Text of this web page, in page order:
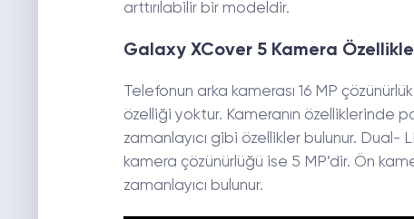
arttırılabilir bir modeldir.
Galaxy XCover 5 Kamera
Telefonun arka kamerası 16 MP
özelliği yoktur. Kameranın
zamanlayıcı gibi özellikler bulunur. Dual-
kamera çözünürlüğü ise 5 MP’dir. Ön
zamanlayıcı bulunur.